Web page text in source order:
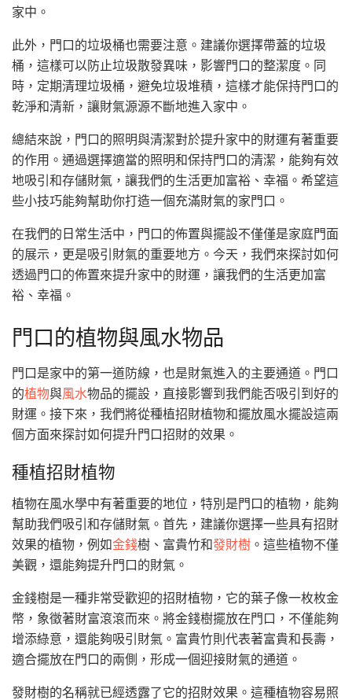
家中。
此外，門口的垃圾桶也需要注意。建議你選擇帶蓋的垃圾
桶，這樣可以防止垃圾散發異味，影響門口的整潔度。同
時，定期清理垃圾桶，避免垃圾堆積，這樣才能保持門口的
乾淨和清新，讓財氣源源不斷地進入家中。
總結來說，門口的照明與清潔對於提升家中的財運有著重要
的作用。通過選擇適當的照明和保持門口的清潔，能夠有效
地吸引和存儲財氣，讓我們的生活更加富裕、幸福。希望這
些小技巧能夠幫助你打造一個充滿財氣的家門口。
在我們的日常生活中，門口的佈置與擺設不僅僅是家庭門面
的展示，更是吸引財氣的重要地方。今天，我們來探討如何
透過門口的佈置來提升家中的財運，讓我們的生活更加富
裕、幸福。
門口的植物與風水物品
門口是家中的第一道防線，也是財氣進入的主要通道。門口
的植物與風水物品的擺設，直接影響到我們能否吸引到好的
財運。接下來，我們將從種植招財植物和擺放風水擺設這兩
個方面來探討如何提升門口招財的效果。
種植招財植物
植物在風水學中有著重要的地位，特別是門口的植物，能夠
幫助我們吸引和存儲財氣。首先，建議你選擇一些具有招財
效果的植物，例如金錢樹、富貴竹和發財樹 。這些植物不僅
美觀，還能夠提升門口的財氣。
金錢樹是一種非常受歡迎的招財植物，它的葉子像一枚枚金
幣，象徵著財富滾滾而來。將金錢樹擺放在門口，不僅能夠
增添綠意，還能夠吸引財氣。富貴竹則代表著富貴和長壽，
適合擺放在門口的兩側，形成一個迎接財氣的通道。
發財樹的名稱就已經透露了它的招財效果。這種植物容易照